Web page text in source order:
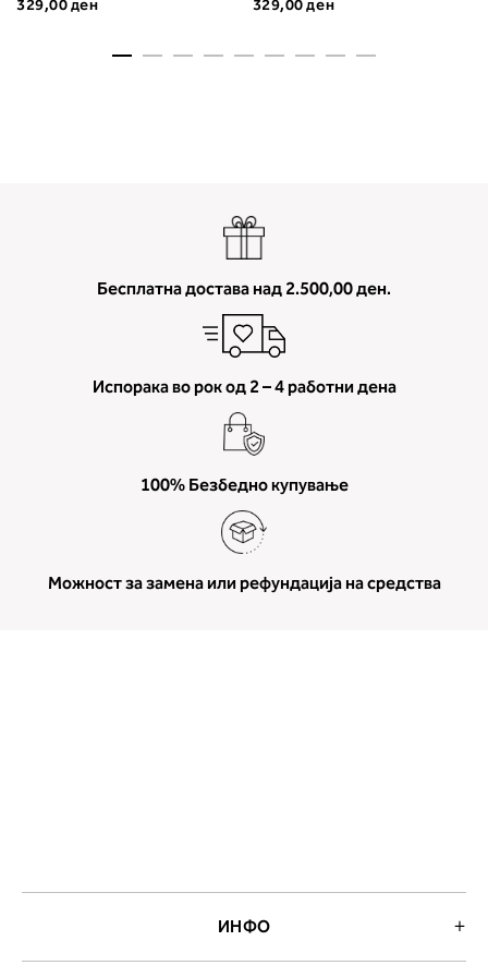
329,00 ден
329,00 ден
Бесплатна достава над 2.500,00 ден.
Испорака во рок од 2 – 4 работни дена
100% Безбедно купување
Можност за замена или рефундација на средства
ИНФО
мерење (A, B...) - побарајте во
мерењето на бистата.